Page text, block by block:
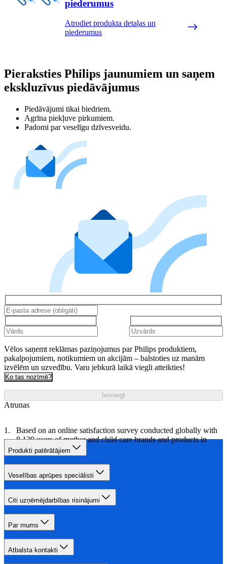
piederumus
Atrodiet produkta detaļas un
piederumus
Pieraksties Philips jaunumiem un saņem
ekskluzīvus piedāvājumus
Piedāvājumi tikai biedriem.
Agrīna piekļuve pirkumiem.
Padomi par veselīgu dzīvesveidu.
Vēlos saņemt reklāmas paziņojumus par Philips produktiem,
pakalpojumiem, notikumiem un akcijām – balstoties uz manām
izvēlēm un uzvedību. Varu jebkurā laikā viegli atteikties!
Ko tas nozīmē?
Iesniegt
Atrunas
Based on an online satisfaction survey conducted globally with
8,139 users of mother and child care brands and products in
2024.
Produkti patērātājiem
Veselības aprūpes speciālisti
Citi uzņēmējdarbības risinājumi
Par mums
Atbalsta kontakti